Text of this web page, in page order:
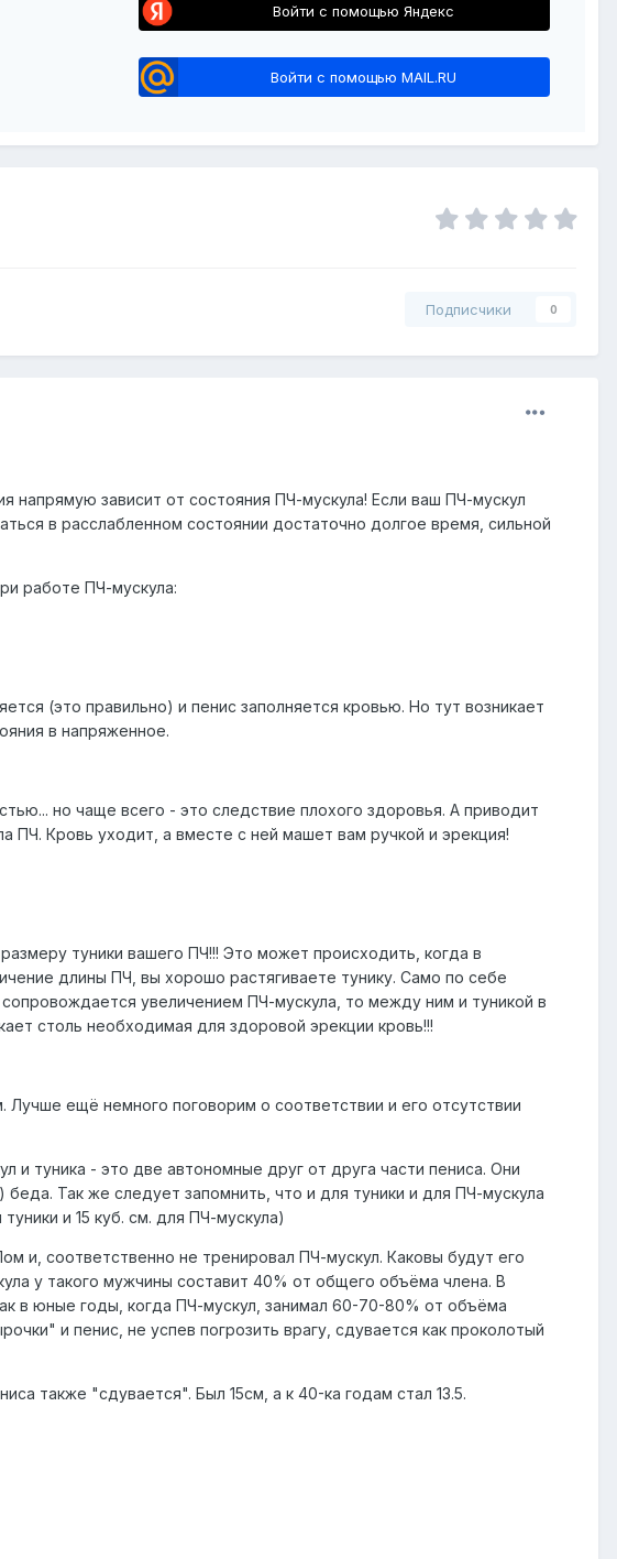
Войти с помощью Яндекс
Войти с помощью MAIL.RU
Подписчики 0
напрямую зависит от состояния ПЧ-мускула! Если ваш ПЧ-мускул
в расслабленном состоянии достаточно долгое время, сильной
работе ПЧ-мускула:
(это правильно) и пенис заполняется кровью. Но тут возникает
в напряженное.
но чаще всего - это следствие плохого здоровья. А приводит
ПЧ. Кровь уходит, а вместе с ней машет вам ручкой и эрекция!
туники вашего ПЧ!!! Это может происходить, когда в
длины ПЧ, вы хорошо растягиваете тунику. Само по себе
увеличением ПЧ-мускула, то между ним и туникой в
столь необходимая для здоровой эрекции кровь!!!
ещё немного поговорим о соответствии и его отсутствии
туника - это две автономные друг от друга части пениса. Они
Так же следует запомнить, что и для туники и для ПЧ-мускула
и 15 куб. см. для ПЧ-мускула)
и, соответственно не тренировал ПЧ-мускул. Каковы будут его
у такого мужчины составит 40% от общего объёма члена. В
в юные годы, когда ПЧ-мускул, занимал 60-70-80% от объёма
и пенис, не успев погрозить врагу, сдувается как проколотый
также "сдувается". Был 15см, а к 40-ка годам стал 13.5.